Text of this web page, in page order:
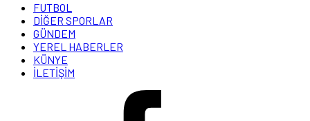
FUTBOL
DİĞER SPORLAR
GÜNDEM
YEREL HABERLER
KÜNYE
İLETİŞİM